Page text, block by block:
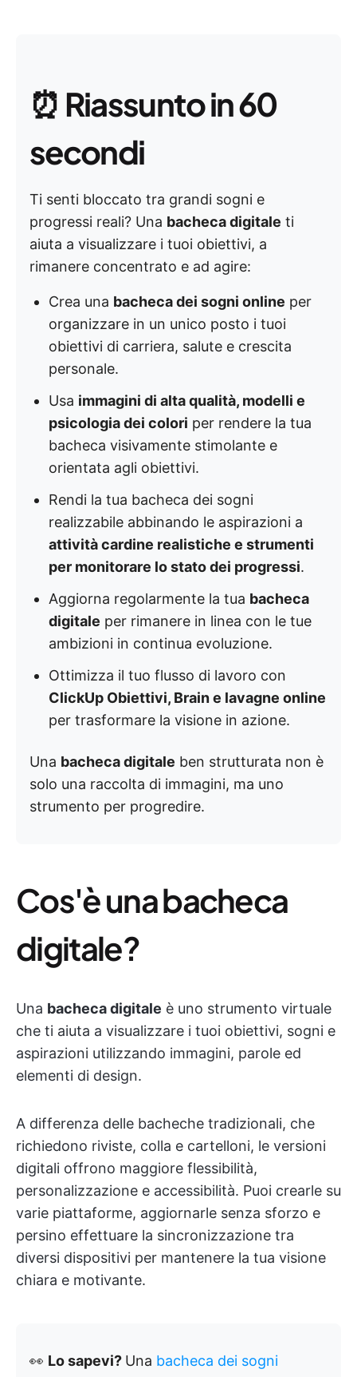
⏰ Riassunto in 60
secondi
Ti senti bloccato tra grandi sogni e
progressi reali? Una bacheca digitale ti
aiuta a visualizzare i tuoi obiettivi, a
rimanere concentrato e ad agire:
Crea una bacheca dei sogni online per
organizzare in un unico posto i tuoi
obiettivi di carriera, salute e crescita
personale.
Usa immagini di alta qualità, modelli e
psicologia dei colori per rendere la tua
bacheca visivamente stimolante e
orientata agli obiettivi.
Rendi la tua bacheca dei sogni
realizzabile abbinando le aspirazioni a
attività cardine realistiche e strumenti
per monitorare lo stato dei progressi.
Aggiorna regolarmente la tua bacheca
digitale per rimanere in linea con le tue
ambizioni in continua evoluzione.
Ottimizza il tuo flusso di lavoro con
ClickUp Obiettivi, Brain e lavagne online
per trasformare la visione in azione.
Una bacheca digitale ben strutturata non è
solo una raccolta di immagini, ma uno
strumento per progredire.
Cos'è una bacheca
digitale?
Una bacheca digitale è uno strumento virtuale
che ti aiuta a visualizzare i tuoi obiettivi, sogni e
aspirazioni utilizzando immagini, parole ed
elementi di design.
A differenza delle bacheche tradizionali, che
richiedono riviste, colla e cartelloni, le versioni
digitali offrono maggiore flessibilità,
personalizzazione e accessibilità. Puoi crearle su
varie piattaforme, aggiornarle senza sforzo e
persino effettuare la sincronizzazione tra
diversi dispositivi per mantenere la tua visione
chiara e motivante.
👀 Lo sapevi? Una bacheca dei sogni